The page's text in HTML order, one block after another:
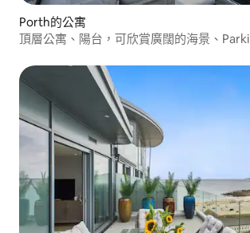
Porth的公寓
頂層公寓、陽台，可欣賞廣闊的海景、Parki